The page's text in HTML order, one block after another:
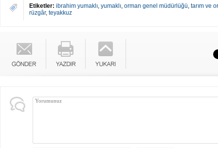
Etiketler: ibrahim yumaklı, yumaklı, orman genel müdürlüğü, tarım ve
rüzgâr, teyakkuz